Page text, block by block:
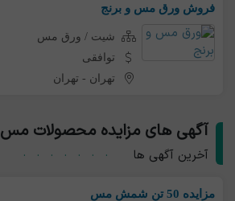
فروش ورق مس و برنج
شیت / ورق مس
توافقی
تهران - تهران
آگهی های مزایده محصولات مس
آخرین آگهی ها
مزایده 50 تن شمش مس